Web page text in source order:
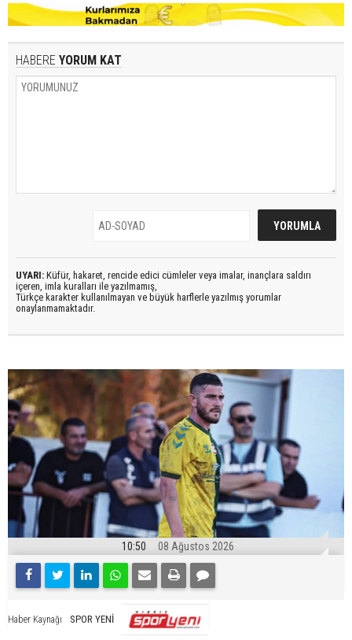
HABERE YORUM KAT
UYARI: Küfür, hakaret, rencide edici cümleler veya imalar, inançlara saldırı
içeren, imla kuralları ile yazılmamış,
Türkçe karakter kullanılmayan ve büyük harflerle yazılmış yorumlar
onaylanmamaktadır.
10:50 08 Ağustos 2026
Haber Kaynağı SPOR YENİ